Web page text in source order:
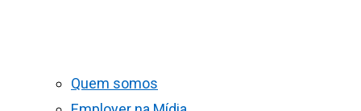
Quem somos